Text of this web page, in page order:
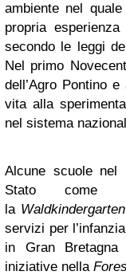
ambiente nel
propria
secondo le leggi
Nel primo
dell’Agro Pontino
vita alla
nel sistema
Alcune scuole nel
Stato come
la Waldkindergarten
servizi per
in Gran
iniziative nella